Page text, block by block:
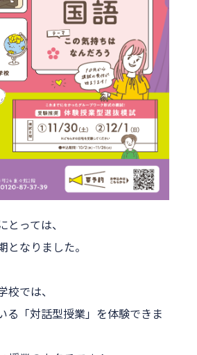
っては、
なりました。
では、
る「対話型授業」を体験できま